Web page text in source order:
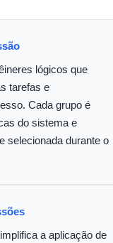
lógicos que
tarefas e
Cada grupo é
do sistema e
selecionada durante o
a aplicação de